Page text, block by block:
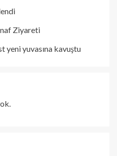
Ziyareti
yeni yuvasına kavuştu